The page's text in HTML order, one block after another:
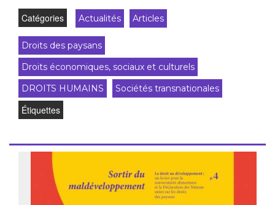
Catégories Actualités Articles
Droits des paysans
Droits économiques, sociaux et culturels
DROITS HUMAINS
Sociétés transnationales
Étiquettes